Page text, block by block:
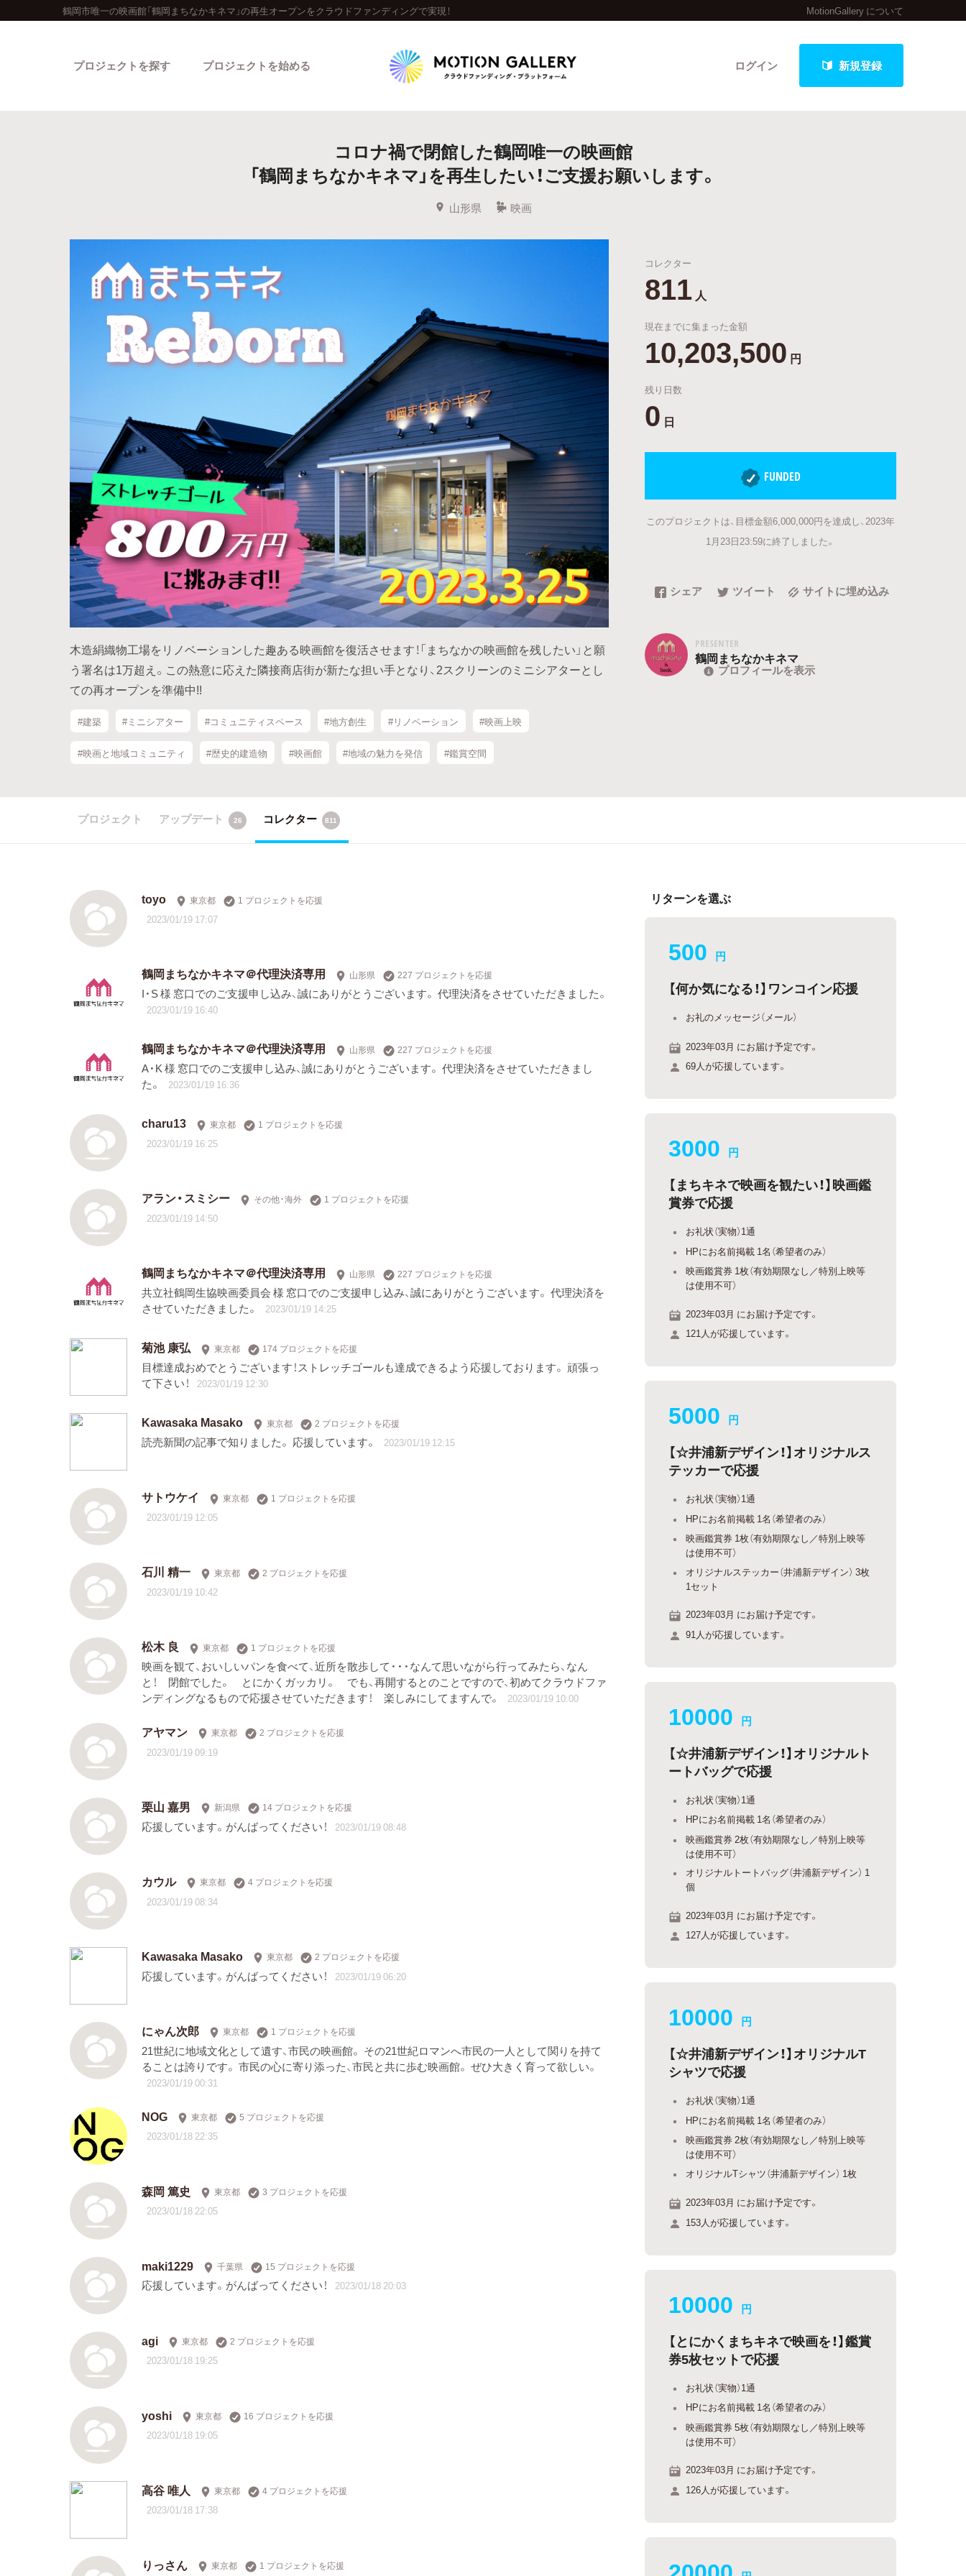
鶴岡市唯一の映画館「鶴岡まちなかキネマ」の再生オープンをクラウドファンディングで実現！ MotionGallery について
ログイン 新規登録
プロジェクトを探す
人気のプロジェクト 新着プロジェクト 終了間近のプロジェクト
Feature
カテゴリーから探す タグから探す キュレーターから探す 特集から探す
最新達成プロジェクト
プロジェクトを始める
コロナ禍で閉館した鶴岡唯一の映画館
「鶴岡まちなかキネマ」を再生したい！ご支援お願いします。
山形県 映画
木造絹織物工場をリノベーションした趣ある映画館を復活させます！「まちなかの映画館を残したい」と願
う署名は1万超え。この熱意に応えた隣接商店街が新たな担い手となり、2スクリーンのミニシアターとし
ての再オープンを準備中!!
#建築 #ミニシアター #コミュニティスペース #地方創生 #リノベーション #映画上映
#映画と地域コミュニティ #歴史的建造物 #映画館 #地域の魅力を発信 #鑑賞空間
コレクター
811 人
現在までに集まった金額
10,203,500 円
残り日数
0 日
FUNDED
このプロジェクトは、目標金額6,000,000円を達成し、2023年
1月23日23:59に終了しました。
シェア ツイート サイトに埋め込み
PRESENTER
鶴岡まちなかキネマ
プロフィールを表示
プロジェクト アップデート 26 コレクター 811
toyo 東京都 1 プロジェクトを応援
2023/01/19 17:07
鶴岡まちなかキネマ＠代理決済専用 山形県 227 プロジェクトを応援
I・S 様 窓口でのご支援申し込み、誠にありがとうございます。 代理決済をさせていただきました。
2023/01/19 16:40
鶴岡まちなかキネマ＠代理決済専用 山形県 227 プロジェクトを応援
A・K 様 窓口でのご支援申し込み、誠にありがとうございます。 代理決済をさせていただきまし
た。
2023/01/19 16:36
charu13 東京都 1 プロジェクトを応援
2023/01/19 16:25
アラン・スミシー その他・海外 1 プロジェクトを応援
2023/01/19 14:50
鶴岡まちなかキネマ＠代理決済専用 山形県 227 プロジェクトを応援
共立社鶴岡生協映画委員会 様 窓口でのご支援申し込み、誠にありがとうございます。 代理決済を
させていただきました。
2023/01/19 14:25
菊池 康弘 東京都 174 プロジェクトを応援
目標達成おめでとうございます！ストレッチゴールも達成できるよう応援しております。 頑張っ
て下さい！
2023/01/19 12:30
Kawasaka Masako 東京都 2 プロジェクトを応援
読売新聞の記事で知りました。 応援しています。 2023/01/19 12:15
サトウケイ 東京都 1 プロジェクトを応援
2023/01/19 12:05
石川 精一 東京都 2 プロジェクトを応援
2023/01/19 10:42
松木 良 東京都 1 プロジェクトを応援
映画を観て、おいしいパンを食べて、近所を散歩して・・・なんて思いながら行ってみたら、なん
と！ 閉館でした。 とにかくガッカリ。 でも、再開するとのことですので、初めてクラウドファ
ンディングなるもので応援させていただきます！ 楽しみにしてますんで。
2023/01/19 10:00
アヤマン 東京都 2 プロジェクトを応援
2023/01/19 09:19
栗山 嘉男 新潟県 14 プロジェクトを応援
応援しています。がんばってください！ 2023/01/19 08:48
カウル 東京都 4 プロジェクトを応援
2023/01/19 08:34
Kawasaka Masako 東京都 2 プロジェクトを応援
応援しています。がんばってください！ 2023/01/19 06:20
にゃん次郎 東京都 1 プロジェクトを応援
21世紀に地域文化として遺す、市民の映画館。 その21世紀ロマンへ市民の一人として関りを持て
ることは誇りです。 市民の心に寄り添った、市民と共に歩む映画館。 ぜひ大きく育って欲しい。
2023/01/19 00:31
NOG 東京都 5 プロジェクトを応援
2023/01/18 22:35
森岡 篤史 東京都 3 プロジェクトを応援
2023/01/18 22:05
maki1229 千葉県 15 プロジェクトを応援
応援しています。がんばってください！ 2023/01/18 20:03
agi 東京都 2 プロジェクトを応援
2023/01/18 19:25
yoshi 東京都 16 プロジェクトを応援
2023/01/18 19:05
高谷 唯人 東京都 4 プロジェクトを応援
2023/01/18 17:38
りっさん 東京都 1 プロジェクトを応援
リターンを選ぶ
500 円
【何か気になる！】ワンコイン応援
お礼のメッセージ（メール）
2023年03月 にお届け予定です。
69人が応援しています。
3000 円
【まちキネで映画を観たい！】映画鑑
賞券で応援
お礼状（実物）1通
HPにお名前掲載 1名（希望者のみ）
映画鑑賞券 1枚（有効期限なし／特別上映等
は使用不可）
2023年03月 にお届け予定です。
121人が応援しています。
5000 円
【☆井浦新デザイン！】オリジナルス
テッカーで応援
お礼状（実物）1通
HPにお名前掲載 1名（希望者のみ）
映画鑑賞券 1枚（有効期限なし／特別上映等
は使用不可）
オリジナルステッカー（井浦新デザイン） 3枚
1セット
2023年03月 にお届け予定です。
91人が応援しています。
10000 円
【☆井浦新デザイン！】オリジナルト
ートバッグで応援
お礼状（実物）1通
HPにお名前掲載 1名（希望者のみ）
映画鑑賞券 2枚（有効期限なし／特別上映等
は使用不可）
オリジナルトートバッグ（井浦新デザイン） 1
個
2023年03月 にお届け予定です。
127人が応援しています。
10000 円
【☆井浦新デザイン！】オリジナルT
シャツで応援
お礼状（実物）1通
HPにお名前掲載 1名（希望者のみ）
映画鑑賞券 2枚（有効期限なし／特別上映等
は使用不可）
オリジナルTシャツ（井浦新デザイン） 1枚
2023年03月 にお届け予定です。
153人が応援しています。
10000 円
【とにかくまちキネで映画を！】鑑賞
券5枚セットで応援
お礼状（実物）1通
HPにお名前掲載 1名（希望者のみ）
映画鑑賞券 5枚（有効期限なし／特別上映等
は使用不可）
2023年03月 にお届け予定です。
126人が応援しています。